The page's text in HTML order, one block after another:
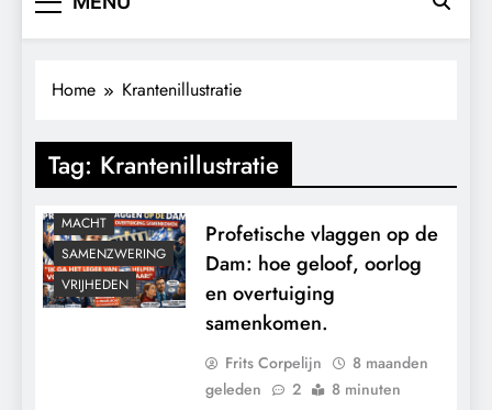
Home Krantenillustratie
Tag: Krantenillustratie
GEOPOLITIEK
KALENDER 2030
MACHT
SAMENZWERING
VRIJHEDEN
Profetische vlaggen op de
Dam: hoe geloof, oorlog
en overtuiging
samenkomen.
Frits Corpelijn
8 maanden
geleden
2 8 minuten